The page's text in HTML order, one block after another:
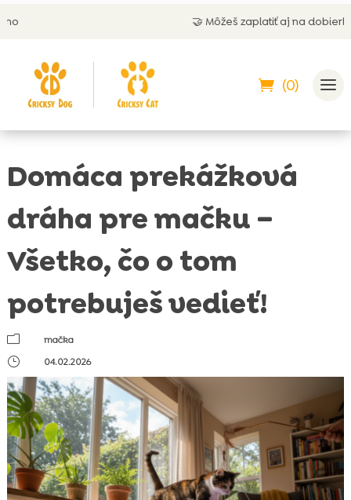
🤝 Môžeš zaplatiť aj na dobierku
(0)
Domáca prekážková
dráha pre mačku –
Všetko, čo o tom
potrebuješ vedieť!
m
mačka
}
04.02.2026